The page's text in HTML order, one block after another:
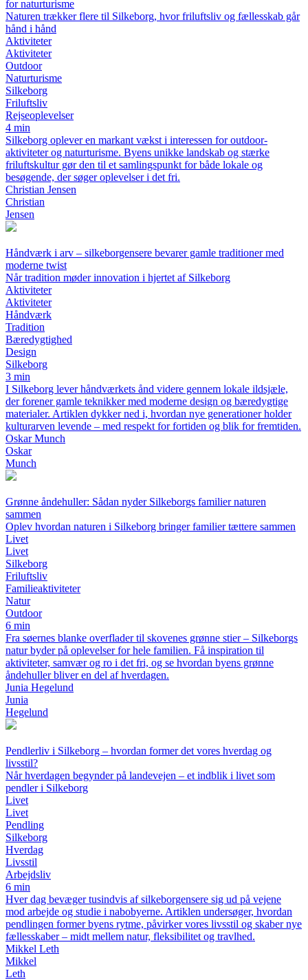
for naturturisme
Naturen trækker flere til Silkeborg, hvor friluftsliv og fællesskab går
hånd i hånd
Aktiviteter
Aktiviteter
Outdoor
Naturturisme
Silkeborg
Friluftsliv
Rejseoplevelser
4 min
Silkeborg oplever en markant vækst i interessen for outdoor-
aktiviteter og naturturisme. Byens unikke landskab og stærke
friluftskultur gør den til et samlingspunkt for både lokale og
besøgende, der søger oplevelser i det fri.
Christian Jensen
Christian
Jensen
Håndværk i arv – silkeborgensere bevarer gamle traditioner med
moderne twist
Når tradition møder innovation i hjertet af Silkeborg
Aktiviteter
Aktiviteter
Håndværk
Tradition
Bæredygtighed
Design
Silkeborg
3 min
I Silkeborg lever håndværkets ånd videre gennem lokale ildsjæle,
der forener gamle teknikker med moderne design og bæredygtige
materialer. Artiklen dykker ned i, hvordan nye generationer holder
kulturarven levende – med respekt for fortiden og blik for fremtiden.
Oskar Munch
Oskar
Munch
Grønne åndehuller: Sådan nyder Silkeborgs familier naturen
sammen
Oplev hvordan naturen i Silkeborg bringer familier tættere sammen
Livet
Livet
Silkeborg
Friluftsliv
Familieaktiviteter
Natur
Outdoor
6 min
Fra søernes blanke overflader til skovenes grønne stier – Silkeborgs
natur byder på oplevelser for hele familien. Få inspiration til
aktiviteter, samvær og ro i det fri, og se hvordan byens grønne
åndehuller bliver en del af hverdagen.
Junia Hegelund
Junia
Hegelund
Pendlerliv i Silkeborg – hvordan former det vores hverdag og
livsstil?
Når hverdagen begynder på landevejen – et indblik i livet som
pendler i Silkeborg
Livet
Livet
Pendling
Silkeborg
Hverdag
Livsstil
Arbejdsliv
6 min
Hver dag bevæger tusindvis af silkeborgensere sig ud på vejene
mod arbejde og studie i nabobyerne. Artiklen undersøger, hvordan
pendlingen former byens rytme, påvirker vores livsstil og skaber nye
fællesskaber – midt mellem natur, fleksibilitet og travlhed.
Mikkel Leth
Mikkel
Leth